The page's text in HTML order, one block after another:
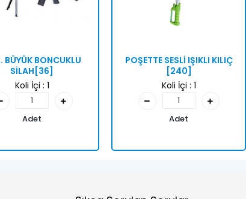
BÜYÜK BONCUKLU
SİLAH[36]
Koli İçi : 1
Adet
POŞETTE SESLİ IŞIKLI KILIÇ
[240]
Koli İçi : 1
Adet